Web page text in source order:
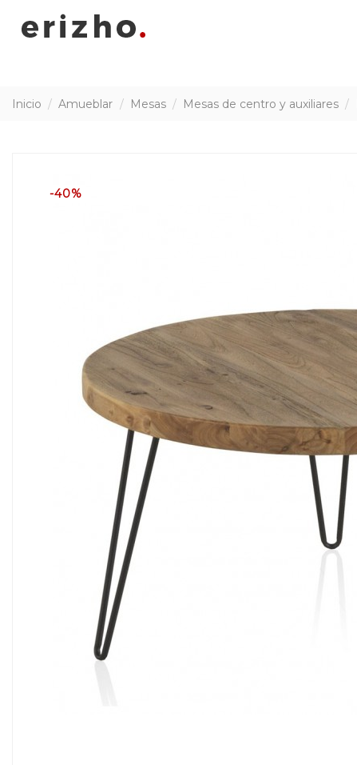
Inicio Amueblar Mesas Mesas de centro y auxiliares
-40%